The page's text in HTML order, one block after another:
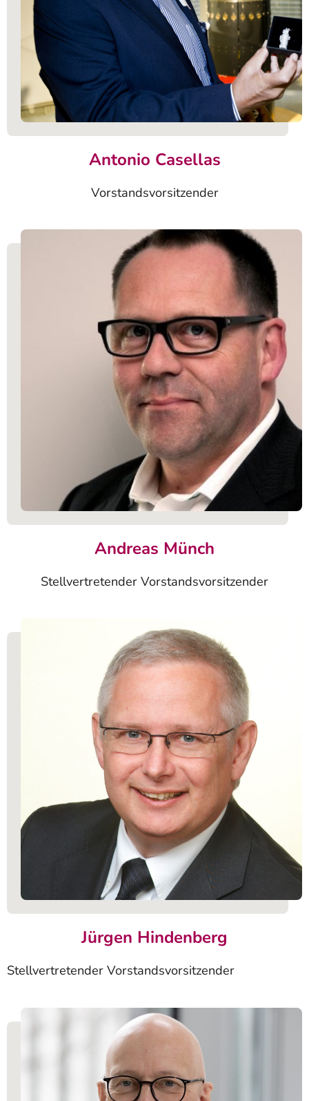
Antonio Casellas
Vorstandsvorsitzender
Andreas Münch
Stellvertretender Vorstandsvorsitzender
Jürgen Hindenberg
Stellvertretender Vorstandsvorsitzender